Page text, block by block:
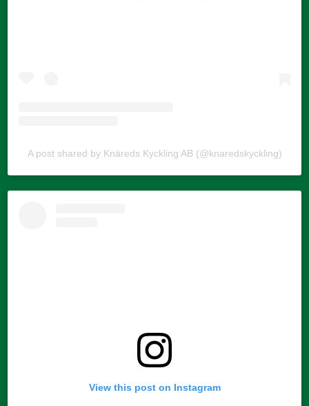
A post shared by Knäreds Kyckling AB (@knaredskyckling)
View this post on Instagram